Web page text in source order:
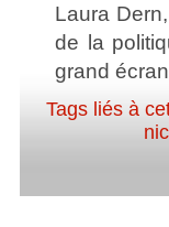
Laura
de la
grand
Tags liés à